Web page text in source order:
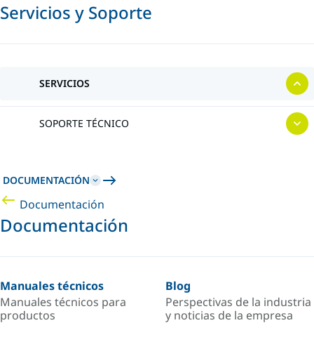
Servicios y Soporte
SERVICIOS
SOPORTE TÉCNICO
DOCUMENTACIÓN
Documentación
Documentación
Manuales técnicos
Manuales técnicos para
productos
Blog
Perspectivas de la industria
y noticias de la empresa